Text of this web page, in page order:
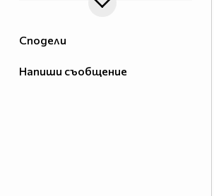
Сподели
Напиши съобщение